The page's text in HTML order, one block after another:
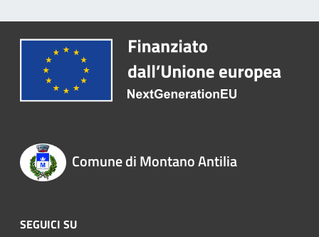
Comune di Montano Antilia
SEGUICI SU